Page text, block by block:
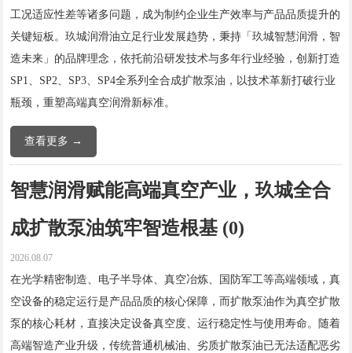
工况适应性差等诸多问题，成为制约企业生产效率与产品品质提升的
关键短板。玖城润滑油立足行业发展趋势，秉持「玖城智慧润滑，智
造未来」的品牌理念，依托前沿研发技术与多年行业经验，创新打造
SP1、SP2、SP3、SP4全系列全合成扩散泵油，以技术革新打破行业
瓶颈，重塑高端真空润滑新标准。
查看更多 →
智慧润滑赋能高端真空产业，玖城全合
成扩散泵油筑牢智造根基 (0)
2026.08.07
在光学精密制造、电子半导体、真空冶炼、国防军工等高端领域，真
空设备的稳定运行是产品品质的核心保障，而扩散泵油作为真空扩散
泵的核心耗材，直接决定设备真空度、运行稳定性与使用寿命。随着
高端智造产业升级，传统普通机械油、劣质扩散泵油已无法适配恶劣